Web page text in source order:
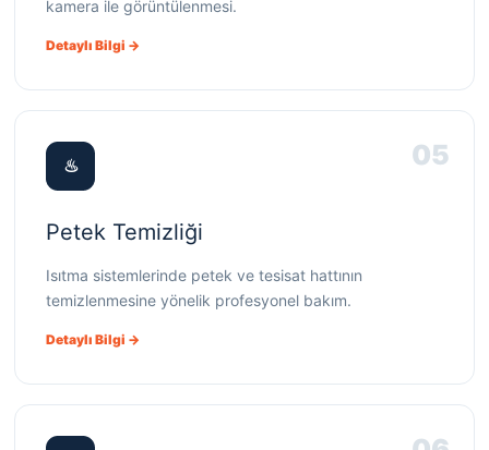
kamera ile görüntülenmesi.
Detaylı Bilgi →
05
♨
Petek Temizliği
Isıtma sistemlerinde petek ve tesisat hattının
temizlenmesine yönelik profesyonel bakım.
Detaylı Bilgi →